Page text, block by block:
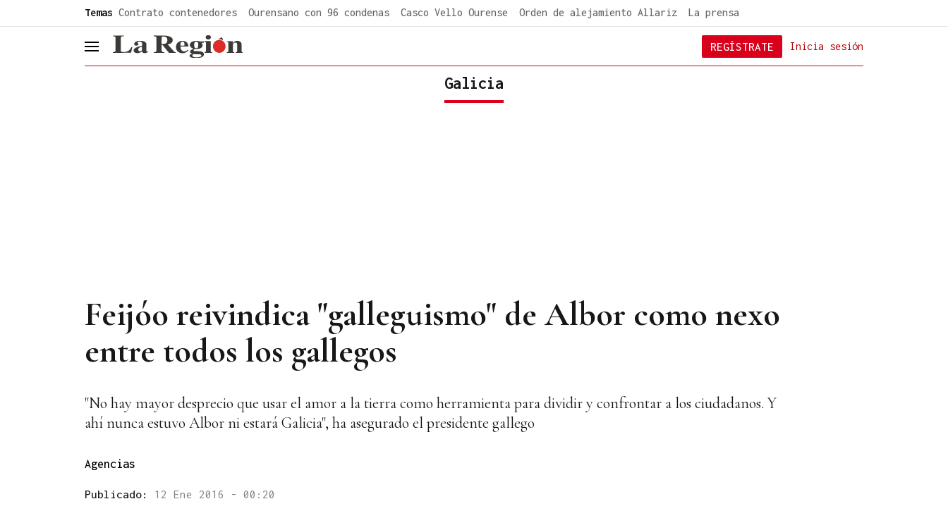
Temas Contrato contenedores Ourensano con 96 condenas Casco Vello Ourense Orden de alejamiento Allariz La prensa
header.menu.open Inicia sesión
REGÍSTRATE
Galicia
Feijóo reivindica "galleguismo" de Albor como nexo
entre todos los gallegos
"No hay mayor desprecio que usar el amor a la tierra como herramienta para dividir y confrontar a los ciudadanos. Y
ahí nunca estuvo Albor ni estará Galicia", ha asegurado el presidente gallego
Agencias
Publicado: 12 Ene 2016 - 00:20